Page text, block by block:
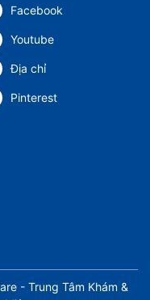
Facebook
Youtube
Địa chỉ
Pinterest
- Trung Tâm Khám &